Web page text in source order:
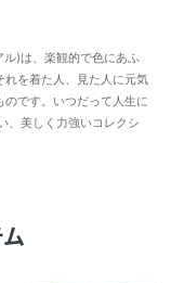
)は、楽観的で色にあふ
を着た人、見た人に元気
です。いつだって人生に
、美しく力強いコレクシ